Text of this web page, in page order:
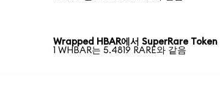
Wrapped HBAR에서 SuperRare Token
1 WHBAR는 5.4819 RARE와 같음